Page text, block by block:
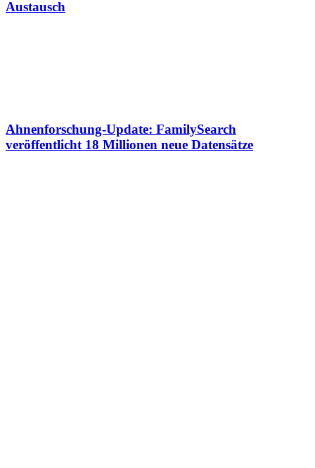
Austausch
Ahnenforschung-Update: FamilySearch
veröffentlicht 18 Millionen neue Datensätze